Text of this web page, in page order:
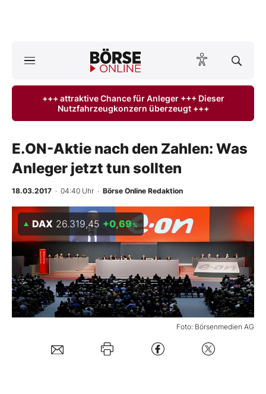
ktuelle Ausgabe BÖRSE ONLINE lesen
Anlageprodukte
Finanz-Check
BO-Musterdepots
Experten
Mein B:O
+++ attraktive Chance für Anleger +++ Dieser
Nutzfahrzeugkonzern überzeugt +++
E.ON-Aktie nach den Zahlen: Was
Anleger jetzt tun sollten
18.03.2017 · 04:40 Uhr · Börse Online Redaktion
Foto: Börsenmedien AG
DAX 26.319,45 +0,69 %